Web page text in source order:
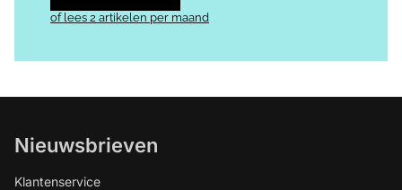
of lees 2 artikelen per maand
Nieuwsbrieven
Klantenservice